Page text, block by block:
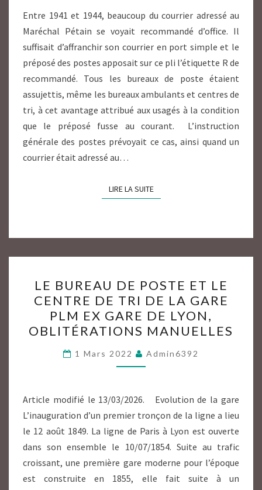
Entre 1941 et 1944, beaucoup du courrier adressé au
Maréchal Pétain se voyait recommandé d’office. Il
suffisait d’affranchir son courrier en port simple et le
préposé des postes apposait sur ce pli l’étiquette R de
recommandé. Tous les bureaux de poste étaient
assujettis, même les bureaux ambulants et centres de
tri, à cet avantage attribué aux usagés à la condition
que le préposé fusse au courant. L’instruction
générale des postes prévoyait ce cas, ainsi quand un
courrier était adressé au…
LIRE LA SUITELIRE LA SUITE
BUREAU
DE
POSTE
ET
LE
CENTRE
TRI
DE
LA
GARE
PLM
EX
LE BUREAU DE POSTE ET LE
CENTRE DE TRI DE LA GARE
PLM EX GARE DE LYON,
OBLITÉRATIONS MANUELLES
1 Mars 2022 Admin6392
Article modifié le 13/03/2026. Evolution de la gare
L’inauguration d’un premier tronçon de la ligne a lieu
le 12 août 1849. La ligne de Paris à Lyon est ouverte
dans son ensemble le 10/07/1854. Suite au trafic
croissant, une première gare moderne pour l’époque
est construite en 1855, elle fait suite à un